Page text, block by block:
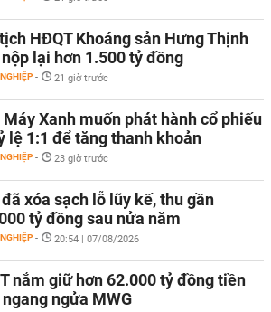
HĐQT Khoáng sản Hưng Thịnh
lại hơn 1.500 tỷ đồng
- 21 giờ trước
Xanh muốn phát hành cổ phiếu
lệ 1:1 để tăng thanh khoản
- 23 giờ trước
đã xóa sạch lỗ lũy kế, thu gần
tỷ đồng sau nửa năm
- 20:54 | 07/08/2026
nắm giữ hơn 62.000 tỷ đồng tiền
ngửa MWG